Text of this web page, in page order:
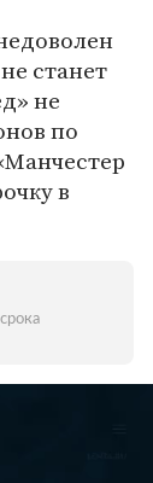
станет
не
по
в